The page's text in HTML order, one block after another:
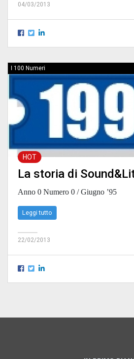
04/03/2013
I 100 Numeri
HOT
La storia di
Anno 0 Numero 0 / Giugno ’95
Leggi tutto
22/02/2013